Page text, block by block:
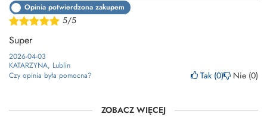
5/5
Opinia potwierdzona zakupem
Super
2026-04-03
KATARZYNA, Lublin
Czy opinia była pomocna?
Tak 0 Nie 0
ZOBACZ WIĘCEJ